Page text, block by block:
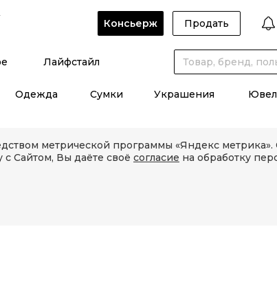
Консьерж Продать
Лайфстайл
Одежда Сумки Украшения
метрической программы «Яндекс метрика».
с Сайтом, Вы даёте своё согласие на обработку